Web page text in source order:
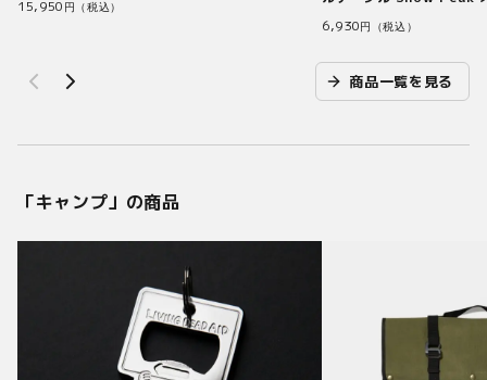
15,950 円（税込）
6,930円（税込）
商品一覧を見る
「キャンプ」の商品